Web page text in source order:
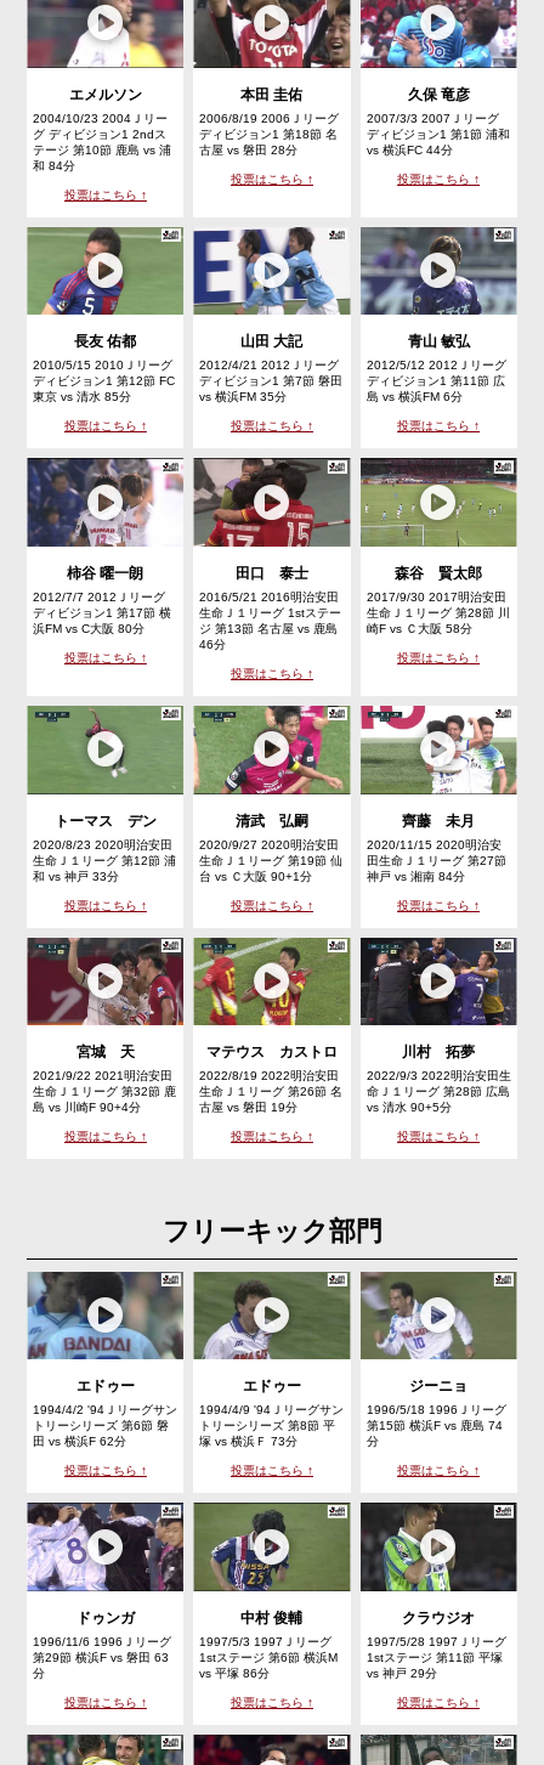
エメルソン
2004/10/23 2004Ｊリー
グ ディビジョン1 2ndス
テージ 第10節 鹿島 vs 浦
和 84分
投票はこちら ↑
本田 圭佑
2006/8/19 2006Ｊリーグ
ディビジョン1 第18節 名
古屋 vs 磐田 28分
投票はこちら ↑
久保 竜彦
2007/3/3 2007Ｊリーグ
ディビジョン1 第1節 浦和
vs 横浜FC 44分
投票はこちら ↑
長友 佑都
2010/5/15 2010Ｊリーグ
ディビジョン1 第12節 FC
東京 vs 清水 85分
投票はこちら ↑
山田 大記
2012/4/21 2012Ｊリーグ
ディビジョン1 第7節 磐田
vs 横浜FM 35分
投票はこちら ↑
青山 敏弘
2012/5/12 2012Ｊリーグ
ディビジョン1 第11節 広
島 vs 横浜FM 6分
投票はこちら ↑
柿谷 曜一朗
2012/7/7 2012Ｊリーグ
ディビジョン1 第17節 横
浜FM vs C大阪 80分
投票はこちら ↑
田口 泰士
2016/5/21 2016明治安田
生命Ｊ１リーグ 1stステー
ジ 第13節 名古屋 vs 鹿島
46分
投票はこちら ↑
森谷 賢太郎
2017/9/30 2017明治安田
生命Ｊ１リーグ 第28節 川
崎F vs Ｃ大阪 58分
投票はこちら ↑
トーマス デン
2020/8/23 2020明治安田
生命Ｊ１リーグ 第12節 浦
和 vs 神戸 33分
投票はこちら ↑
清武 弘嗣
2020/9/27 2020明治安田
生命Ｊ１リーグ 第19節 仙
台 vs Ｃ大阪 90+1分
投票はこちら ↑
齊藤 未月
2020/11/15 2020明治安
田生命Ｊ１リーグ 第27節
神戸 vs 湘南 84分
投票はこちら ↑
宮城 天
2021/9/22 2021明治安田
生命Ｊ１リーグ 第32節 鹿
島 vs 川崎F 90+4分
投票はこちら ↑
マテウス カストロ
2022/8/19 2022明治安田
生命Ｊ１リーグ 第26節 名
古屋 vs 磐田 19分
投票はこちら ↑
川村 拓夢
2022/9/3 2022明治安田生
命Ｊ１リーグ 第28節 広島
vs 清水 90+5分
投票はこちら ↑
フリーキック部門
エドゥー
1994/4/2 '94Ｊリーグサン
トリーシリーズ 第6節 磐
田 vs 横浜F 62分
投票はこちら ↑
エドゥー
1994/4/9 '94Ｊリーグサン
トリーシリーズ 第8節 平
塚 vs 横浜Ｆ 73分
投票はこちら ↑
ジーニョ
1996/5/18 1996Ｊリーグ
第15節 横浜F vs 鹿島 74
分
投票はこちら ↑
ドゥンガ
1996/11/6 1996Ｊリーグ
第29節 横浜F vs 磐田 63
分
投票はこちら ↑
中村 俊輔
1997/5/3 1997Ｊリーグ
1stステージ 第6節 横浜M
vs 平塚 86分
投票はこちら ↑
クラウジオ
1997/5/28 1997Ｊリーグ
1stステージ 第11節 平塚
vs 神戸 29分
投票はこちら ↑